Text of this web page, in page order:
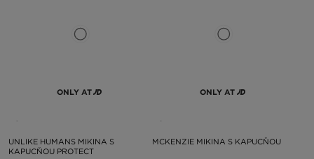
ONLY AT
UNLIKE HUMANS MIKINA S
KAPUCŇOU PROTECT
ONLY AT
MCKENZIE MIKINA S KAPUCŇOU